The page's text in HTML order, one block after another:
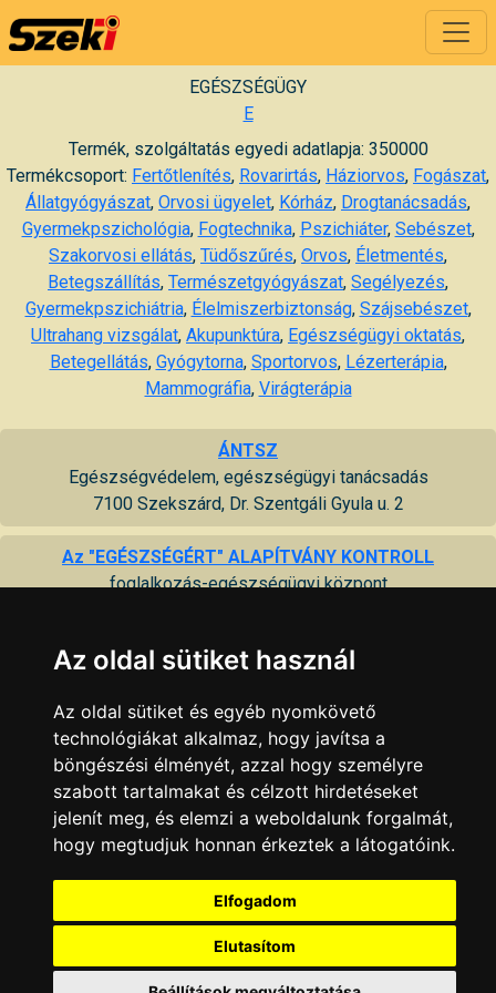
EGÉSZSÉGÜGY
E
Termék, szolgáltatás egyedi adatlapja: 350000
Termékcsoport: Fertőtlenítés, Rovarirtás, Háziorvos, Fogászat,
Állatgyógyászat, Orvosi ügyelet, Kórház, Drogtanácsadás,
Gyermekpszichológia, Fogtechnika, Pszichiáter, Sebészet,
Szakorvosi ellátás, Tüdőszűrés, Orvos, Életmentés,
Betegszállítás, Természetgyógyászat, Segélyezés,
Gyermekpszichiátria, Élelmiszerbiztonság, Szájsebészet,
Ultrahang vizsgálat, Akupunktúra, Egészségügyi oktatás,
Betegellátás, Gyógytorna, Sportorvos, Lézerterápia,
Mammográfia, Virágterápia
ÁNTSZ
Egészségvédelem, egészségügyi tanácsadás
7100 Szekszárd, Dr. Szentgáli Gyula u. 2
Az "EGÉSZSÉGÉRT" ALAPÍTVÁNY KONTROLL
foglalkozás-egészségügyi központ
B. Braun Avitum Hungary Zrt.
7100 Szekszárd, Béri Balogh Ádám u. 5
II. és IV. sz. háziorvosi rendelő
7100 Szekszárd, Kölcsey ltp. 25
Tolna Megyei Kormányhivatal Családtámogatási és
Társadalombiztosítási Főosztály Egészségbiztosítási
Osztály
7100 Szekszárd, Szent István tér 19
KAPCSOLAT HIRDETÉS
Az oldal sütiket használ
Az oldal sütiket és egyéb nyomkövető
technológiákat alkalmaz, hogy javítsa a
böngészési élményét, azzal hogy személyre
szabott tartalmakat és célzott hirdetéseket
jelenít meg, és elemzi a weboldalunk forgalmát,
hogy megtudjuk honnan érkeztek a látogatóink.
Elfogadom
Elutasítom